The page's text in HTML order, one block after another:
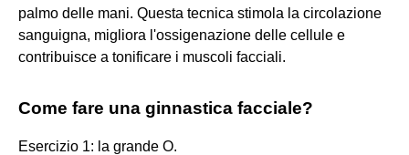
palmo delle mani. Questa tecnica stimola la circolazione
sanguigna, migliora l'ossigenazione delle cellule e
contribuisce a tonificare i muscoli facciali.
Come fare una ginnastica facciale?
Esercizio 1: la grande O.